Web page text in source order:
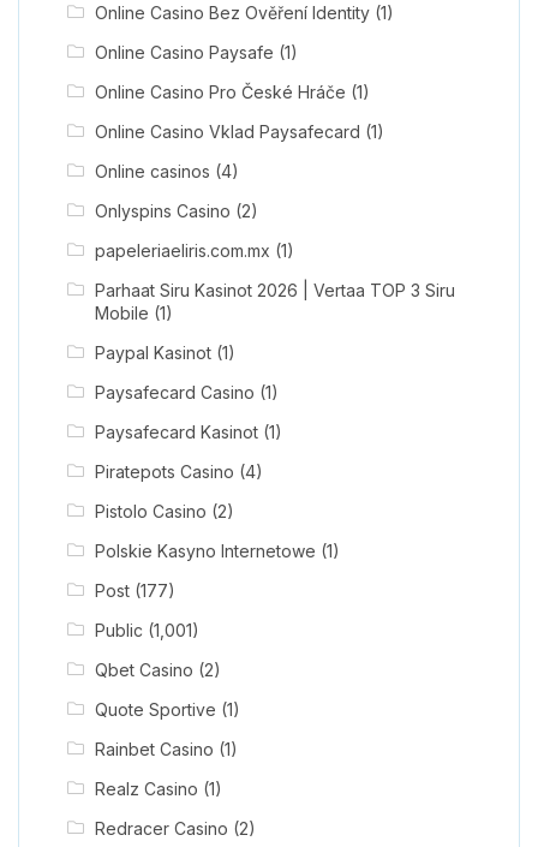
Online Casino Bez Ověření Identity(1)
Online Casino Paysafe (1)
Online Casino Pro České Hráče (1)
Online Casino Vklad Paysafecard (1)
Online casinos (4)
Onlyspins Casino (2)
papeleriaeliris.com.mx (1)
Parhaat Siru Kasinot 2026 | Vertaa TOP 3 Siru
Mobile (1)
Paypal Kasinot(1)
Paysafecard Casino (1)
Paysafecard Kasinot(1)
Piratepots Casino (4)
Pistolo Casino (2)
Polskie Kasyno Internetowe (1)
Post(177)
Public (1,001)
Qbet Casino (2)
Quote Sportive (1)
Rainbet Casino (1)
Realz Casino (1)
Redracer Casino (2)